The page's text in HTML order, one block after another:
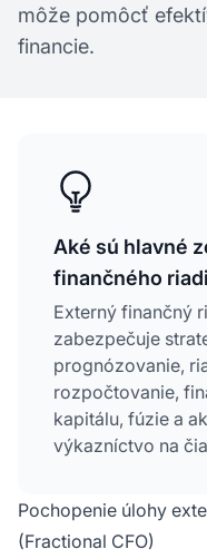
môže pomôcť
financie.
Aké sú hlavné
finančného
Externý finančný
zabezpečuje
prognózovanie,
rozpočtovanie,
kapitálu, fúzie a
výkazníctvo na
seniorskej úrovni
plnohodnotného
Pochopenie úlohy
(Fractional CFO)